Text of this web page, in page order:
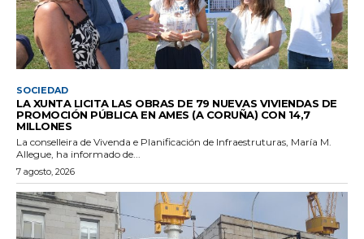
SOCIEDAD
LA XUNTA LICITA LAS OBRAS DE 79 NUEVAS VIVIENDAS DE
PROMOCIÓN PÚBLICA EN AMES (A CORUÑA) CON 14,7
MILLONES
La conselleira de Vivenda e Planificación de Infraestruturas, María M.
Allegue, ha informado de...
7 agosto, 2026